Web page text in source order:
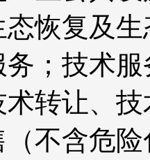
恢复及
；技术
转让、
不含危